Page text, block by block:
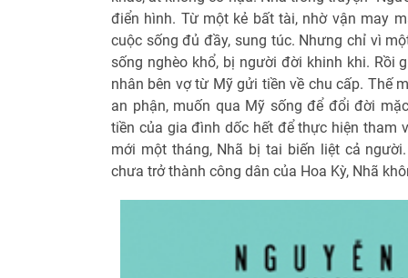
điển hình. Từ một kẻ bất tài, nhờ vận may
cuộc sống đủ đầy, sung túc. Nhưng chỉ vì
sống nghèo khổ, bị người đời khinh khi. Rồi
nhân bên vợ từ Mỹ gửi tiền về chu cấp. Thế
an phận, muốn qua Mỹ sống để đổi đời
tiền của gia đình dốc hết để thực hiện tham
mới một tháng, Nhã bị tai biến liệt cả
chưa trở thành công dân của Hoa Kỳ, Nhã